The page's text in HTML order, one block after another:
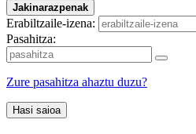
Jakinarazpenak
Erabiltzaile-izena:
Pasahitza:
Zure pasahitza ahaztu duzu?
Hasi saioa